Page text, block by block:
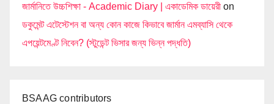
জার্মানিতে উচ্চশিক্ষা - Academic Diary | একাডেমিক ডায়েরী on
ডকুমেন্ট এটেস্টেশন বা অন্য কোন কাজে কিভাবে জার্মান এমব্যাসি থেকে
এপয়েন্টমেণ্ট নিবেন? (স্টুডেন্ট ভিসার জন্য ভিন্ন পদ্ধতি)
BSAAG contributors